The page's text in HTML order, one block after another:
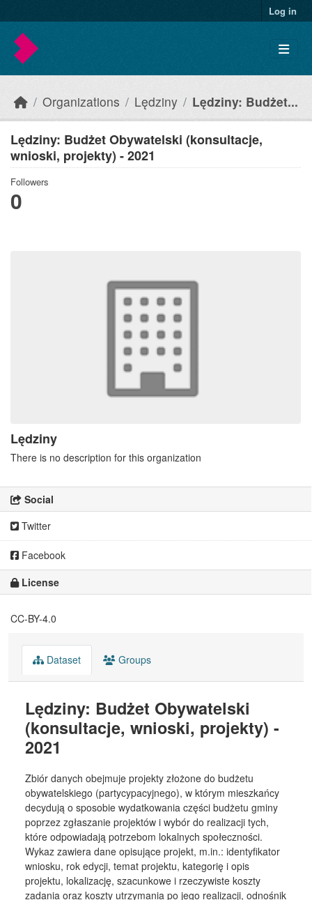
Log in
Organizations Lędziny Lędziny: Budżet...
Lędziny: Budżet Obywatelski (konsultacje,
wnioski, projekty) - 2021
Followers
0
Lędziny
There is no description for this organization
Social
Twitter
Facebook
License
CC-BY-4.0
Dataset Groups
Lędziny: Budżet Obywatelski
(konsultacje, wnioski, projekty) -
2021
Zbiór danych obejmuje projekty złożone do budżetu
obywatelskiego (partycypacyjnego), w którym mieszkańcy
decydują o sposobie wydatkowania części budżetu gminy
poprzez zgłaszanie projektów i wybór do realizacji tych,
które odpowiadają potrzebom lokalnych społeczności.
Wykaz zawiera dane opisujące projekt, m.in.: identyfikator
wniosku, rok edycji, temat projektu, kategorię i opis
projektu, lokalizację, szacunkowe i rzeczywiste koszty
zadania oraz koszty utrzymania po jego realizacji, odnośnik